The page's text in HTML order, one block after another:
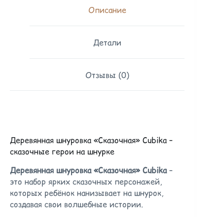
Описание
Детали
Отзывы (0)
Деревянная шнуровка «Сказочная» Cubika –
сказочные герои на шнурке
Деревянная шнуровка «Сказочная» Cubika–
это набор ярких сказочных персонажей,
которых ребёнок нанизывает на шнурок,
создавая свои волшебные истории.